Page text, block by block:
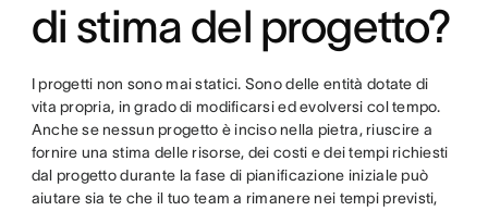
di stima del progetto?
I progetti non sono mai statici. Sono delle entità dotate di
vita propria, in grado di modificarsi ed evolversi col tempo.
Anche se nessun progetto è inciso nella pietra, riuscire a
fornire una stima delle risorse, dei costi e dei tempi richiesti
dal progetto durante la fase di pianificazione iniziale può
aiutare sia te che il tuo team a rimanere nei tempi previsti,